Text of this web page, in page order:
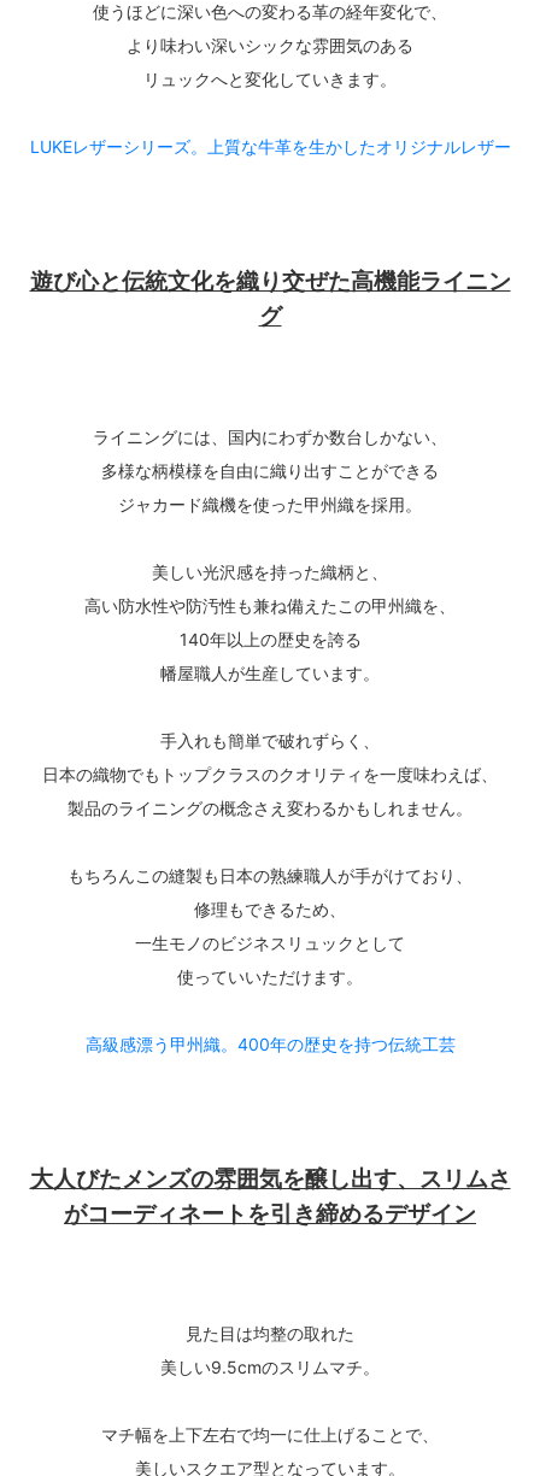
使うほどに深い色への変わる革の経年変化で、
より味わい深いシックな雰囲気のある
リュックへと変化していきます。
LUKEレザーシリーズ。上質な牛革を生かしたオリジナルレザー
遊び心と伝統文化を織り交ぜた高機能ライニン
グ
ライニングには、国内にわずか数台しかない、
多様な柄模様を自由に織り出すことができる
ジャカード織機を使った甲州織を採用。
美しい光沢感を持った織柄と、
高い防水性や防汚性も兼ね備えたこの甲州織を、
140年以上の歴史を誇る
幡屋職人が生産しています。
手入れも簡単で破れずらく、
日本の織物でもトップクラスのクオリティを一度味わえば、
製品のライニングの概念さえ変わるかもしれません。
もちろんこの縫製も日本の熟練職人が手がけており、
修理もできるため、
一生モノのビジネスリュックとして
使っていいただけます。
高級感漂う甲州織。400年の歴史を持つ伝統工芸
大人びたメンズの雰囲気を醸し出す、スリムさ
がコーディネートを引き締めるデザイン
見た目は均整の取れた
美しい9.5cmのスリムマチ。
マチ幅を上下左右で均一に仕上げることで、
美しいスクエア型となっています。